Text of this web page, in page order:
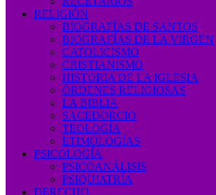
RELIGIÓN
BIOGRAFÍAS DE SANTOS
BIOGRAFÍAS DE LA VIRGEN
CATOLICISMO
CRISTIANISMO
HISTORIA DE LA IGLESIA
ÓRDENES RELIGIOSAS
LA BIBLIA
SACEDORCIO
TEOLOGÍA
ETIMOLOGÍAS
PSICOLOGÍA
PSICOANÁLISIS
PSIQUIATRÍA
DERECHO